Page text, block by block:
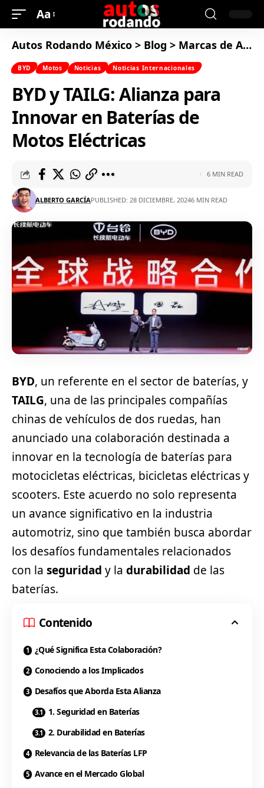
Aa
Autos Rodando México > Blog > Marcas de Autos
BYD Motos Noticias Noticias Internacionales
BYD y TAILG: Alianza para
Innovar en Baterías de
Motos Eléctricas
ALBERTO GARCÍAPUBLISHED: 28 DICIEMBRE, 20246 MIN READ
6 MIN READ
BYD, un referente en el sector de baterías, y
TAILG, una de las principales compañías
chinas de vehículos de dos ruedas, han
anunciado una colaboración destinada a
innovar en la tecnología de baterías para
motocicletas eléctricas, bicicletas eléctricas y
scooters. Este acuerdo no solo representa
un avance significativo en la industria
automotriz, sino que también busca abordar
los desafíos fundamentales relacionados
con la seguridad y la durabilidad de las
baterías.
Contenido
¿Qué Significa Esta Colaboración?
Conociendo a los Implicados
Desafíos que Aborda Esta Alianza
1. Seguridad en Baterías
2. Durabilidad en Baterías
Relevancia de las Baterías LFP
Avance en el Mercado Global